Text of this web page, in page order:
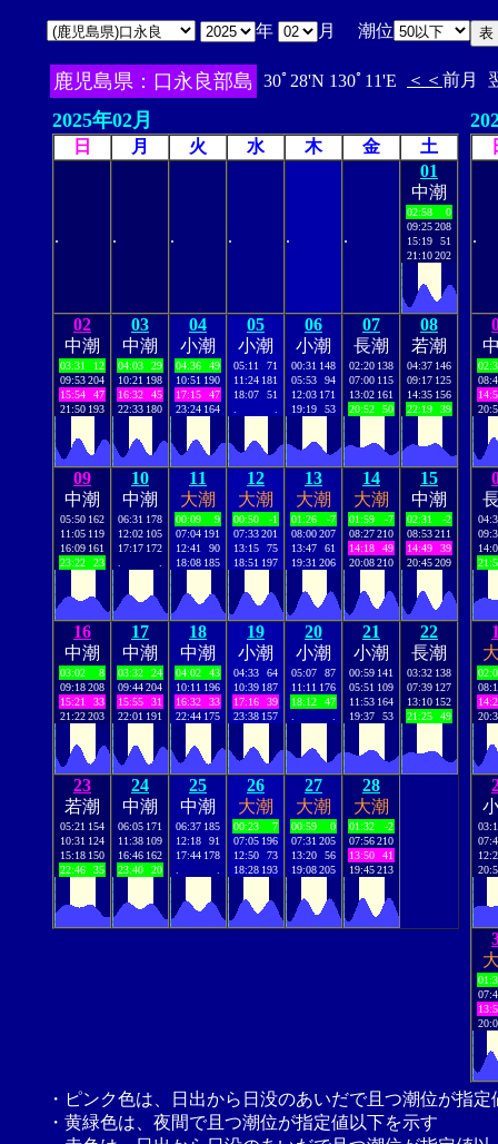
年 月 潮位
鹿児島県：口永良部島 30ﾟ28'N 130ﾟ11'E ＜＜ 前月
2025年02月
日 月 火 水 木 金 土
. . . . . .
01
中潮
02:58
0
09:25208
15:19
51
21:10202
02
中潮
03:31
12
09:53204
15:54
47
21:50 193
03
中潮
04:03
29
10:21 198
16:32
45
22:33 180
04
小潮
04:36
49
10:51 190
17:15
47
23:24 164
05
小潮
05:11
71
11:24 181
18:07
51
06
小潮
00:31 148
05:53
94
12:03 171
19:19
53
07
長潮
02:20 138
07:00 115
13:02 161
20:52
50
08
若潮
04:37 146
09:17 125
14:35 156
22:19
39
09
中潮
05:50 162
11:05 119
16:09 161
23:22
23
10
中潮
06:31 178
12:02 105
17:17 172
11
大潮
00:09
9
07:04 191
12:41
90
18:08 185
12
大潮
00:50
-1
07:33201
13:15
75
18:51 197
13
大潮
01:26
-7
08:00207
13:47
61
19:31 206
14
大潮
01:59
-7
08:27210
14:18
49
20:08210
15
中潮
02:31
-2
08:53211
14:49
39
20:45209
16
中潮
03:02
8
09:18208
15:21
33
21:22203
17
中潮
03:32
24
09:44204
15:55
31
22:01 191
18
中潮
04:02
43
10:11 196
16:32
33
22:44 175
19
小潮
04:33
64
10:39 187
17:16
39
23:38 157
20
小潮
05:07
87
11:11 176
18:12
47
21
小潮
00:59 141
05:51 109
11:53 164
19:37
53
22
長潮
03:32 138
07:39 127
13:10 152
21:25
49
23
若潮
05:21 154
10:31 124
15:18 150
22:46
35
24
中潮
06:05 171
11:38 109
16:46 162
23:40
20
25
中潮
06:37 185
12:18
91
17:44 178
26
大潮
00:23
7
07:05 196
12:50
73
18:28 193
27
大潮
00:59
0
07:31 205
13:20
56
19:08205
28
大潮
01:32
-2
07:56210
13:50
41
19:45213
.
・ピンク色は、日出から日没のあいだで且つ潮位が指
・黄緑色は、夜間で且つ潮位が指定値以下を示す